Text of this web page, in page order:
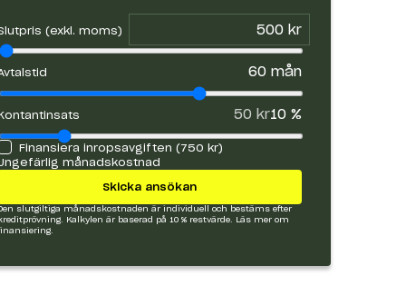
(exkl. moms)
60mån
50 kr10%
Finansiera inropsavgiften (750 kr)
månadskostnad
Skicka ansökan
Den slutgiltiga månadskostnaden är individuell och bestäms efter
kreditprövning. Kalkylen är baserad på 10 % restvärde.
Läs mer om